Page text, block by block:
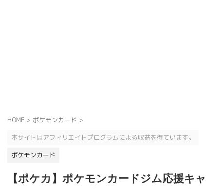
HOME > ポケモンカード >
本サイトはアフィリエイトプログラムによる収益を得ています。
ポケモンカード
【ポケカ】ポケモンカードジム応援キャ